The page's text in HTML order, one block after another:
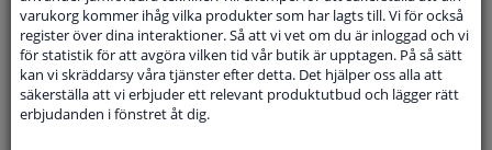
Frågor Och Svar
varukorg kommer ihåg vilka produkter som har lagts till. Vi för också
register över dina interaktioner. Så att vi vet om du är inloggad och vi
för statistik för att avgöra vilken tid vår butik är upptagen. På så sätt
kan vi skräddarsy våra tjänster efter detta. Det hjälper oss alla att
säkerställa att vi erbjuder ett relevant produktutbud och lägger rätt
erbjudanden i fönstret åt dig.